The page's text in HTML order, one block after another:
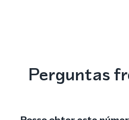
Perguntas